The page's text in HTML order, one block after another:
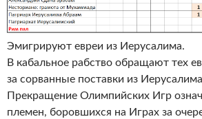
Эмигрируют евреи из Иерусалима.
В кабальное рабство обращают тех
за сорванные поставки из
Прекращение Олимпийских Игр
племен, боровшихся на Играх за